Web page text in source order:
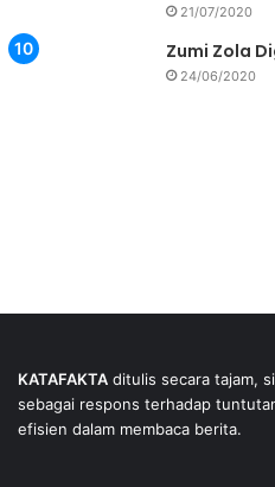
21/07/2020
Zumi Zola
24/06/2020
KATAFAKTA ditulis secara tajam,
sebagai respons terhadap
efisien dalam membaca berita.